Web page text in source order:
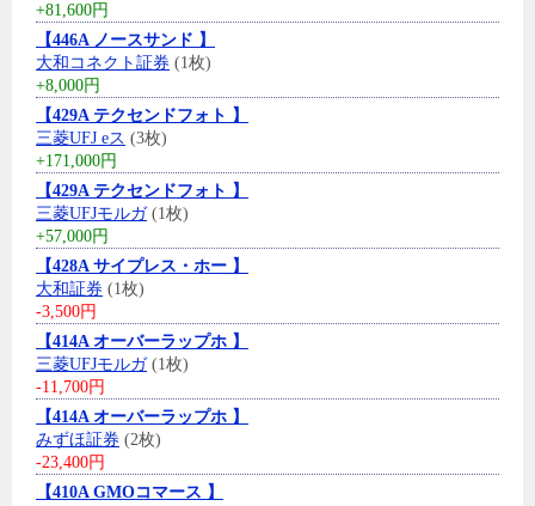
+81,600円
【446A ノースサンド 】
大和コネクト証券 (1枚)
+8,000円
【429A テクセンドフォト 】
三菱UFJ eス (3枚)
+171,000円
【429A テクセンドフォト 】
三菱UFJモルガ(1枚)
+57,000円
【428A サイプレス・ホー 】
大和証券 (1枚)
-3,500円
【414A オーバーラップホ 】
三菱UFJモルガ(1枚)
-11,700円
【414A オーバーラップホ 】
みずほ証券 (2枚)
-23,400円
【410A GMOコマース 】